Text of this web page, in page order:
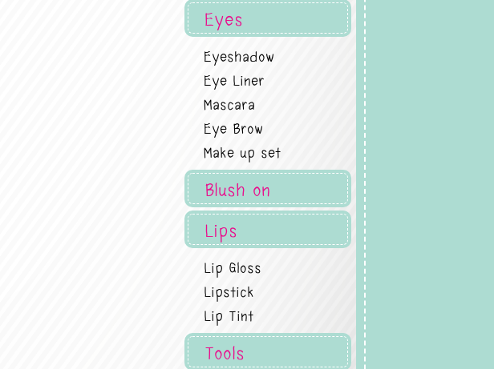
Eyes
Eyeshadow
Eye Liner
Mascara
Eye Brow
Make up set
Blush on
Lips
Lip Gloss
Lipstick
Lip Tint
Tools